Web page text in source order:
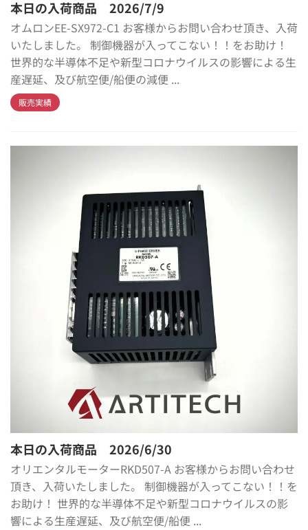
本日の入荷商品 2026/7/9
オムロンEE-SX972-C1 お客様からお問い合わせ頂き、入荷
いたしました。 制御機器が入ってこない！！をお助け！
世界的な半導体不足や新型コロナウイルスの影響による生
産遅延、及び航空便/船便の減便 ...
販売実績
本日の入荷商品 2026/6/30
オリエンタルモーターRKD507-A お客様からお問い合わせ
頂き、入荷いたしました。 制御機器が入ってこない！！を
お助け！ 世界的な半導体不足や新型コロナウイルスの影
響による生産遅延、及び航空便/船便 ...